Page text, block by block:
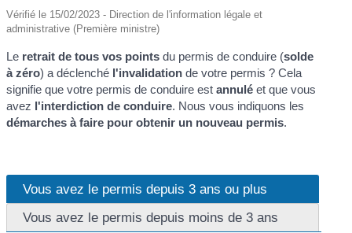
Vérifié le 15/02/2023 - Direction de l'information légale et
administrative (Première ministre)
Le retrait de tous vos points du permis de conduire (solde
à zéro) a déclenché l'invalidation de votre permis ? Cela
signifie que votre permis de conduire estannulé et que vous
avez l'interdiction de conduire. Nous vous indiquons les
démarches à faire pour obtenir un nouveau permis.
Vous avez le permis depuis 3 ans ou plus
Vous avez le permis depuis moins de 3 ans